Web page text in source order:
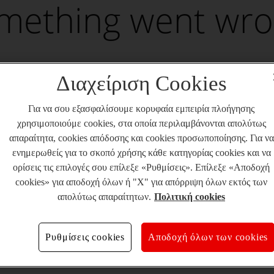
went
Διαχείριση Cookies
Για να σου εξασφαλίσουμε κορυφαία εμπειρία πλοήγησης
χρησιμοποιούμε cookies, στα οποία περιλαμβάνονται απολύτως
απαραίτητα, cookies απόδοσης και cookies προσωποποίησης. Για να
ενημερωθείς για το σκοπό χρήσης κάθε κατηγορίας cookies και να
ορίσεις τις επιλογές σου επίλεξε «Ρυθμίσεις». Επίλεξε «Αποδοχή
cookies» για αποδοχή όλων ή "X" για απόρριψη όλων εκτός των
απολύτως απαραίτητων. Πολιτική cookies
Ρυθμίσεις cookies Αποδοχή όλων των cookies